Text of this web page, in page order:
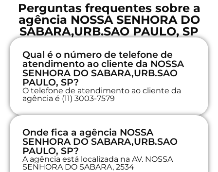
Perguntas frequentes sobre a
agência NOSSA SENHORA DO
SABARA,URB.SAO PAULO, SP
Qual é o número de telefone de
atendimento ao cliente da NOSSA
SENHORA DO SABARA,URB.SAO
PAULO, SP?
O telefone de atendimento ao cliente da
agência é (11) 3003-7579
Onde fica a agência NOSSA
SENHORA DO SABARA,URB.SAO
PAULO, SP?
A agência está localizada na AV. NOSSA
SENHORA DO SABARA, 2534